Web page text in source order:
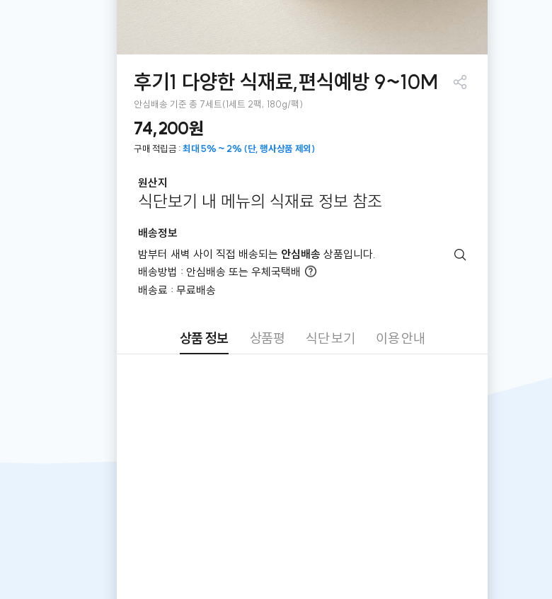
후기1 다양한 식재료,편식예방 9~10M
안심배송 기준 총 7세트(1세트 2팩, 180g/팩)
74,200원
구매 적립금 :최대 5% ~ 2% (단, 행사상품 제외)
원산지
식단보기 내 메뉴의 식재료 정보 참조
배송정보
밤부터 새벽 사이 직접 배송되는 안심배송 상품입니다.
배송방법 : 안심배송 또는 우체국택배
기
배송료 : 무료배송
상품 정보 상품평 식단 보기 이용 안내